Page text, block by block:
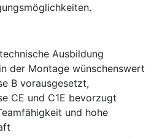
Ausbildung
der Montage wünschenswert
B vorausgesetzt,
CE und C1E bevorzugt
und hohe